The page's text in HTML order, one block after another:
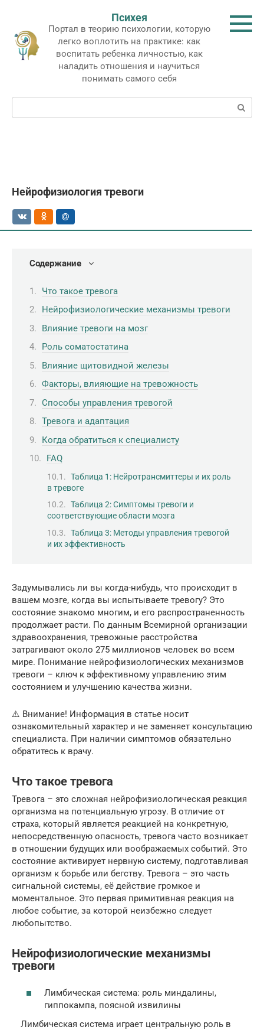
контенту
Психея
Портал в теорию психологии, которую
легко воплотить на практике: как
воспитать ребенка личностью, как
наладить отношения и научиться
понимать самого себя
Поиск:
Нейрофизиология тревоги
Содержание
Что такое тревога
Нейрофизиологические механизмы тревоги
Влияние тревоги на мозг
Роль соматостатина
Влияние щитовидной железы
Факторы, влияющие на тревожность
Способы управления тревогой
Тревога и адаптация
Когда обратиться к специалисту
FAQ
Таблица 1: Нейротрансмиттеры и их роль
в тревоге
Таблица 2: Симптомы тревоги и
соответствующие области мозга
Таблица 3: Методы управления тревогой
и их эффективность
Задумывались ли вы когда-нибудь, что происходит в
вашем мозге, когда вы испытываете тревогу? Это
состояние знакомо многим, и его распространенность
продолжает расти. По данным Всемирной организации
здравоохранения, тревожные расстройства
затрагивают около 275 миллионов человек во всем
мире. Понимание нейрофизиологических механизмов
тревоги – ключ к эффективному управлению этим
состоянием и улучшению качества жизни.
⚠️ Внимание! Информация в статье носит
ознакомительный характер и не заменяет консультацию
специалиста. При наличии симптомов обязательно
обратитесь к врачу.
Что такое тревога
Тревога – это сложная нейрофизиологическая реакция
организма на потенциальную угрозу. В отличие от
страха, который является реакцией на конкретную,
непосредственную опасность, тревога часто возникает
в отношении будущих или воображаемых событий. Это
состояние активирует нервную систему, подготавливая
организм к борьбе или бегству. Тревога – это часть
сигнальной системы, её действие громкое и
моментальное. Это первая примитивная реакция на
любое событие, за которой неизбежно следует
любопытство.
Нейрофизиологические механизмы
тревоги
Лимбическая система: роль миндалины,
гиппокампа, поясной извилины
Лимбическая система играет центральную роль в